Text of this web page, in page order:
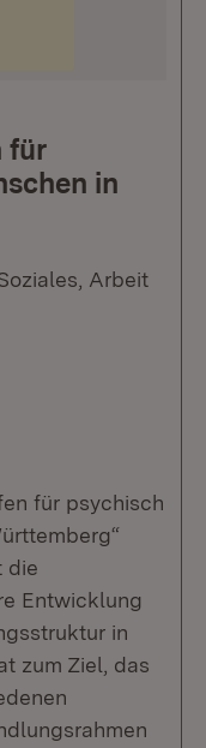
für
in
Arbeit
für psychisch
die
Entwicklung
in
zum Ziel, das